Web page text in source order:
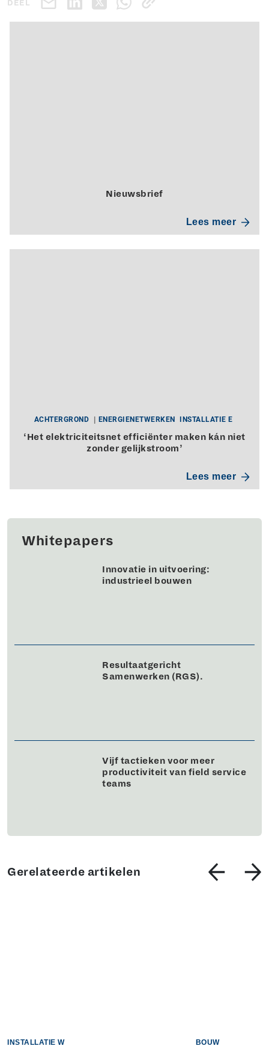
DEEL
Nieuwsbrief
Lees meer
ACHTERGROND ENERGIENETWERKEN INSTALLATIE E
‘Het elektriciteitsnet efficiënter maken kán niet
zonder gelijkstroom’
Lees meer
Whitepapers
Innovatie in uitvoering:
industrieel bouwen
Resultaatgericht
Samenwerken (RGS).
Vijf tactieken voor meer
productiviteit van field service
teams
Gerelateerde artikelen
INSTALLATIE W BOUW